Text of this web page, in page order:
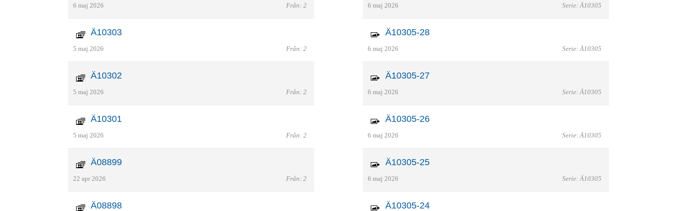
6 maj 2026 Från: 2
Ä10303
5 maj 2026 Från: 2
Ä10302
5 maj 2026 Från: 2
Ä10301
5 maj 2026 Från: 2
Ä08899
22 apr 2026 Från: 2
Ä08898
6 maj 2026 Serie: Ä10305
Ä10305-28
6 maj 2026 Serie: Ä10305
Ä10305-27
6 maj 2026 Serie: Ä10305
Ä10305-26
6 maj 2026 Serie: Ä10305
Ä10305-25
6 maj 2026 Serie: Ä10305
Ä10305-24